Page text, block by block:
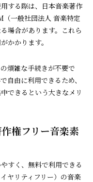
する際は、日本音楽著作
（一般社団法人 音楽特定
場合があります。これら
かかります。
煩雑な手続きが不要で
自由に利用できるため、
できるという大きなメリ
権フリー音楽素
すく、無料で利用できる
ヤリティフリー）の音楽